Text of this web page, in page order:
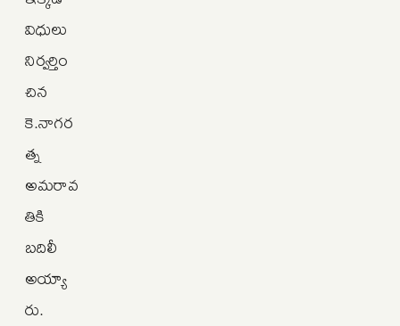
విధులు
నిర్వర్తిం
చిన
కె.నాగర
త్న
అమరావ
తికి
బదిలీ
అయ్యా
రు.